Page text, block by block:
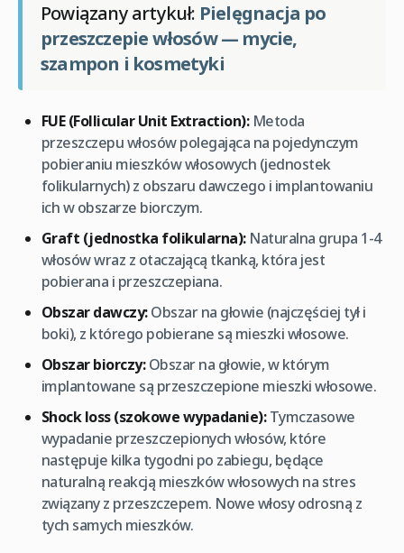
Powiązany artykuł: Pielęgnacja po
przeszczepie włosów — mycie,
szampon i kosmetyki
FUE (Follicular Unit Extraction):Metoda
przeszczepu włosów polegająca na pojedynczym
pobieraniu mieszków włosowych (jednostek
folikularnych) z obszaru dawczego i implantowaniu
ich w obszarze biorczym.
Graft (jednostka folikularna):Naturalna grupa 1-4
włosów wraz z otaczającą tkanką, która jest
pobierana i przeszczepiana.
Obszar dawczy:Obszar na głowie (najczęściej tył i
boki), z którego pobierane są mieszki włosowe.
Obszar biorczy:Obszar na głowie, w którym
implantowane są przeszczepione mieszki włosowe.
Shock loss (szokowe wypadanie):Tymczasowe
wypadanie przeszczepionych włosów, które
następuje kilka tygodni po zabiegu, będące
naturalną reakcją mieszków włosowych na stres
związany z przeszczepem. Nowe włosy odrosną z
tych samych mieszków.